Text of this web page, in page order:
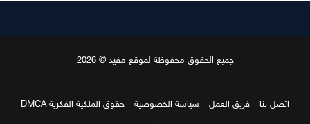
جميع الحقوق محفوظة لموقع مفيد © 2026
اتصل بنا فريق العمل سياسة الخصوصية
حقوق الملكية الفكرية DMCA